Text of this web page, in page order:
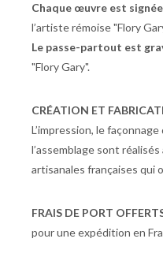
Chaque œuvre est
l’artiste rémoise "Flory
Le passe-partout est
"Flory Gary".
CRÉATION ET
L’impression, le
l’assemblage sont
artisanales françaises qui
FRAIS DE PORT
pour une expédition en